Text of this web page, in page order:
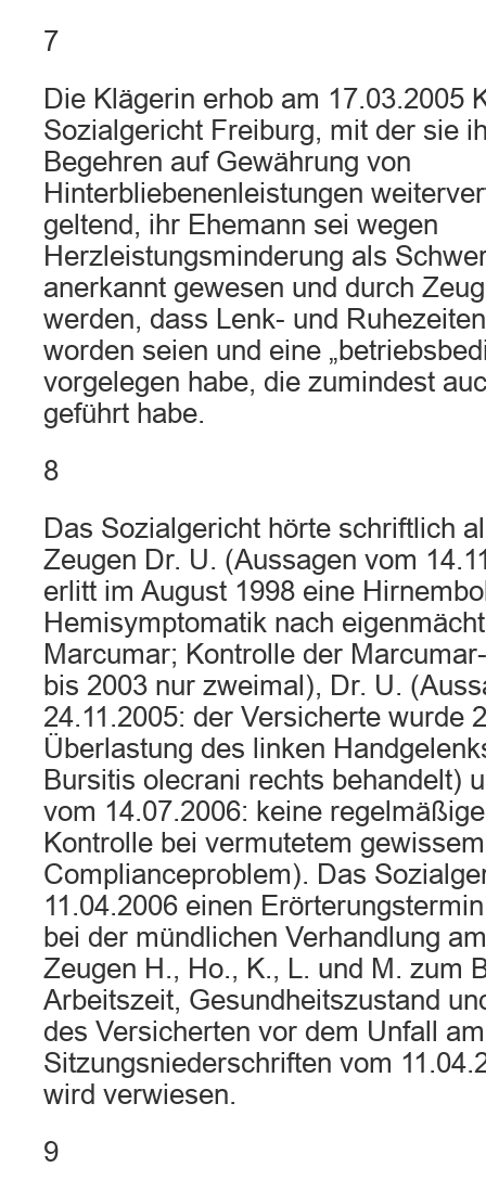
7
Die Klägerin erhob am 17.03.2005
Sozialgericht Freiburg, mit der sie
Begehren auf Gewährung von
Hinterbliebenenleistungen
geltend, ihr Ehemann sei wegen
Herzleistungsminderung als
anerkannt gewesen und durch
werden, dass Lenk- und
worden seien und eine
vorgelegen habe, die zumindest
geführt habe.
8
Das Sozialgericht hörte schriftlich
Zeugen Dr. U. (Aussagen vom
erlitt im August 1998 eine
Hemisymptomatik nach
Marcumar; Kontrolle der
bis 2003 nur zweimal), Dr. U.
24.11.2005: der Versicherte wurde
Überlastung des linken
Bursitis olecrani rechts behandelt)
vom 14.07.2006: keine
Kontrolle bei vermutetem gewissem
Complianceproblem). Das
11.04.2006 einen
bei der mündlichen Verhandlung
Zeugen H., Ho., K., L. und M. zum
Arbeitszeit, Gesundheitszustand
des Versicherten vor dem Unfall
Sitzungsniederschriften vom
wird verwiesen.
9